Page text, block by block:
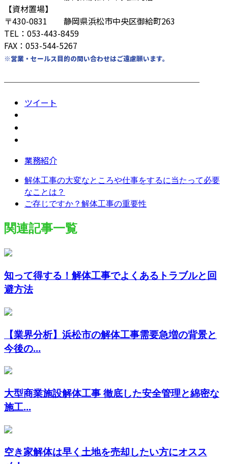
【資材置場】
〒430-0831 静岡県浜松市中央区御給町263
TEL：053-443-8459
FAX：053-544-5267
※営業・セールス目的の問い合わせはご遠慮願います。
────────────────────────
ツイート
業務紹介
解体工事の大変なところや仕事をするに当たって必要
なことは？
ご存じですか？解体工事の重要性
関連記事一覧
知って得する！解体工事でよくあるトラブルと回
避方法
【業界分析】浜松市の解体工事需要急増の背景と
今後の...
大型商業施設解体工事 徹底した安全管理と綿密な
施工...
空き家解体は早く土地を売却したい方にオスス